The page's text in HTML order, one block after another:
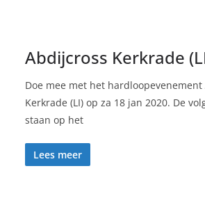
Abdijcross Kerkrade
Doe mee met het
Kerkrade (LI) op za 18 jan 2020. De
staan op het
Lees meer